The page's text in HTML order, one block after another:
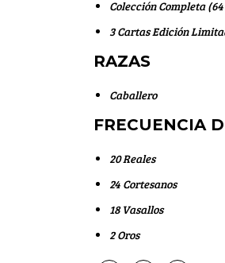
Colección Completa
3 Cartas Edición
RAZAS
Caballero
FRECUENCIA
20 Reales
24 Cortesanos
18 Vasallos
2 Oros